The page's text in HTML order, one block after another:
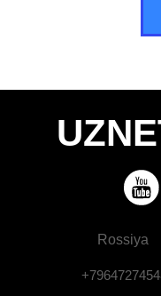
Rossiya